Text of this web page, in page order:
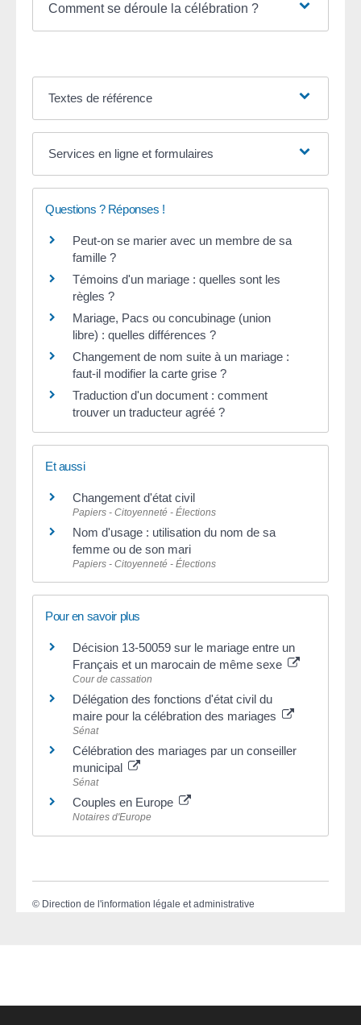
Comment se déroule la célébration ?
Textes de référence
Services en ligne et formulaires
Questions ? Réponses !
Peut-on se marier avec un membre de sa
famille ?
Témoins d'un mariage : quelles sont les
règles ?
Mariage, Pacs ou concubinage (union
libre) : quelles différences ?
Changement de nom suite à un mariage :
faut-il modifier la carte grise ?
Traduction d'un document : comment
trouver un traducteur agréé ?
Et aussi
Changement d'état civil
Papiers - Citoyenneté - Élections
Nom d'usage : utilisation du nom de sa
femme ou de son mari
Papiers - Citoyenneté - Élections
Pour en savoir plus
Décision 13-50059 sur le mariage entre un
Français et un marocain de même sexe
Cour de cassation
Délégation des fonctions d'état civil du
maire pour la célébration des mariages
Sénat
Célébration des mariages par un conseiller
municipal
Sénat
Couples en Europe
Notaires d'Europe
© Direction de l'information légale et administrative